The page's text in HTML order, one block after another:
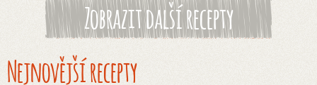
Zobrazit další recepty
Nejnovější recepty